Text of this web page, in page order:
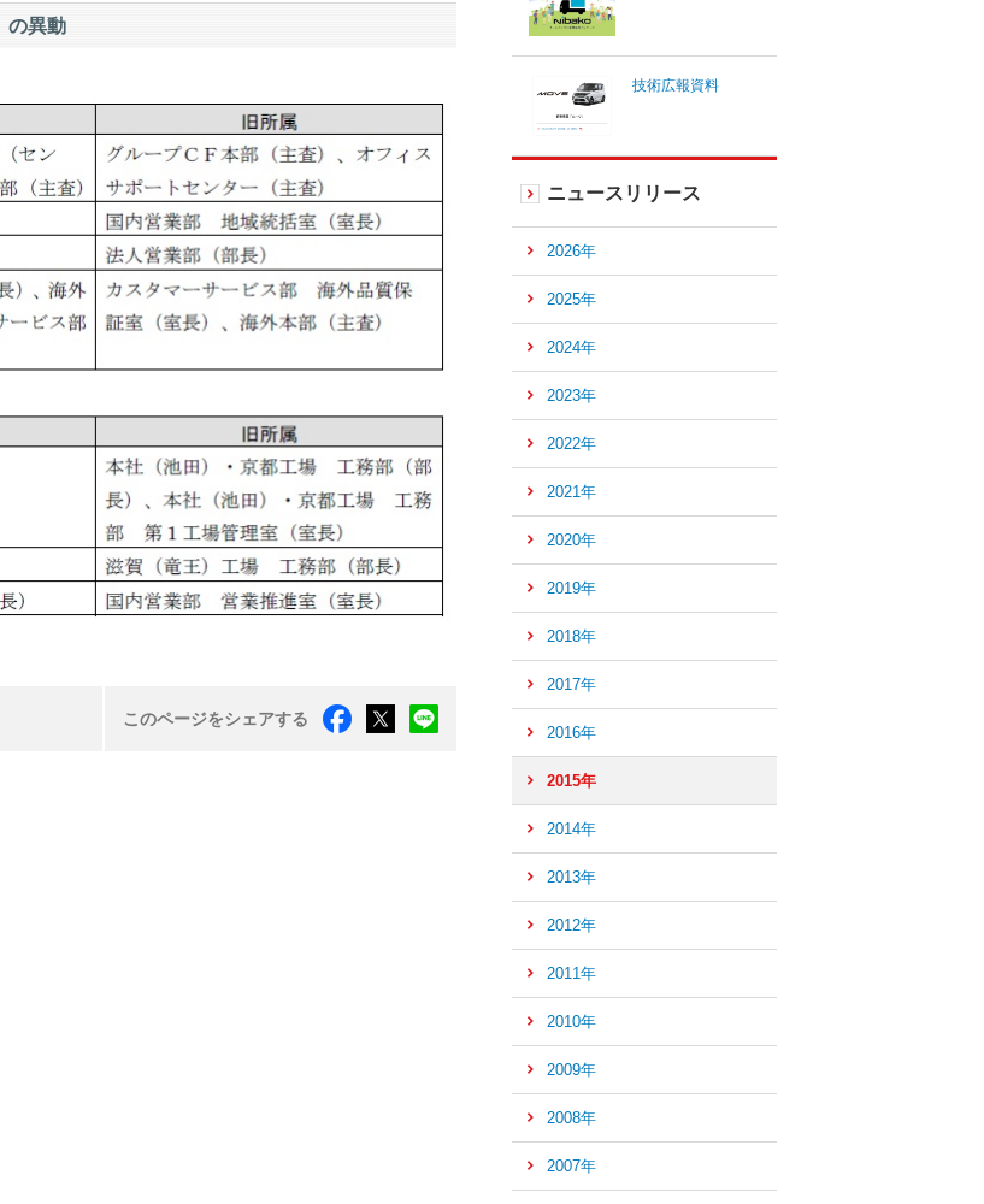
の異動
このページをシェアする
技術広報資料
ニュースリリース
2026年
2025年
2024年
2023年
2022年
2021年
2020年
2019年
2018年
2017年
2016年
2015年
2014年
2013年
2012年
2011年
2010年
2009年
2008年
2007年